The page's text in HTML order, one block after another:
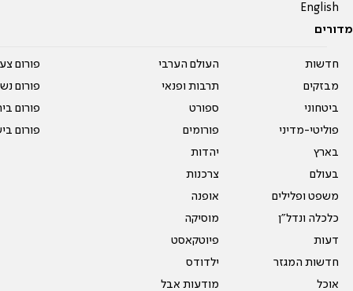
English
מדורים
חדשות
מבזקים
ביטחוני
פוליטי-מדיני
בארץ
בעולם
משפט ופלילים
כלכלה ונדל"ן
דעות
חדשות המגזר
אוכל
העולם הערבי
תרבות ופנאי
ספורט
פורומים
יהדות
צרכנות
אופנה
מוסיקה
פיוטקאסט
ילדודס
מודעות אבל
פורום
פורום
פורום
פורום